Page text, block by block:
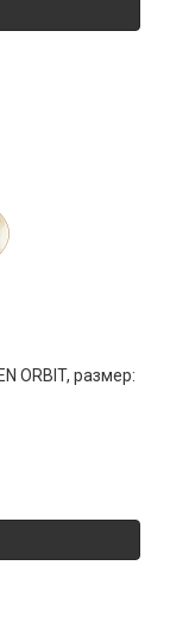
ORBIT, размер: